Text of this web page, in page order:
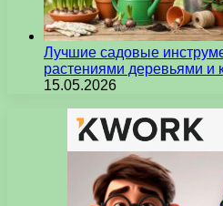
Лучшие садовые
растениями деревьями и
15.05.2026